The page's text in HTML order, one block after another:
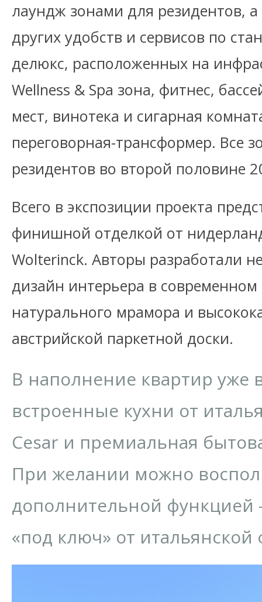
лаундж зонами для резидентов,
других удобств и сервисов по
делюкс, расположенных на
Wellness & Spa зона, фитнес,
мест, винотека и сигарная
переговорная-трансформер. Все
резидентов во второй половине
Всего в экспозиции проекта
финишной отделкой от
Wolterinck. Авторы разработали
дизайн интерьера в
натурального мрамора и
австрийской паркетной доски.
В наполнение квартир уже
встроенные кухни от
Cesar и премиальная
При желании можно
дополнительной
«под ключ» от итальянской